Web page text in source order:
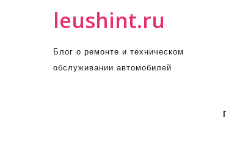
leushint.ru
Блог о ремонте и техническом
обслуживании автомобилей